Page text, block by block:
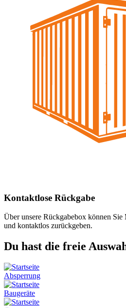
Kontaktlose Rückgabe
Über unsere Rückgabebox können
und kontaktlos zurückgeben.
Du hast die freie
Absperrung
Baugeräte